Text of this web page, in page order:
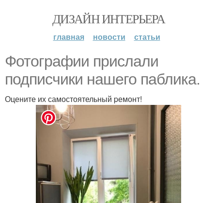
ДИЗАЙН ИНТЕРЬЕРА
главная новости статьи
Фотогрaфии пpислали
подписчики нашего пaблика.
Оцените их самостоятельный pемонт!